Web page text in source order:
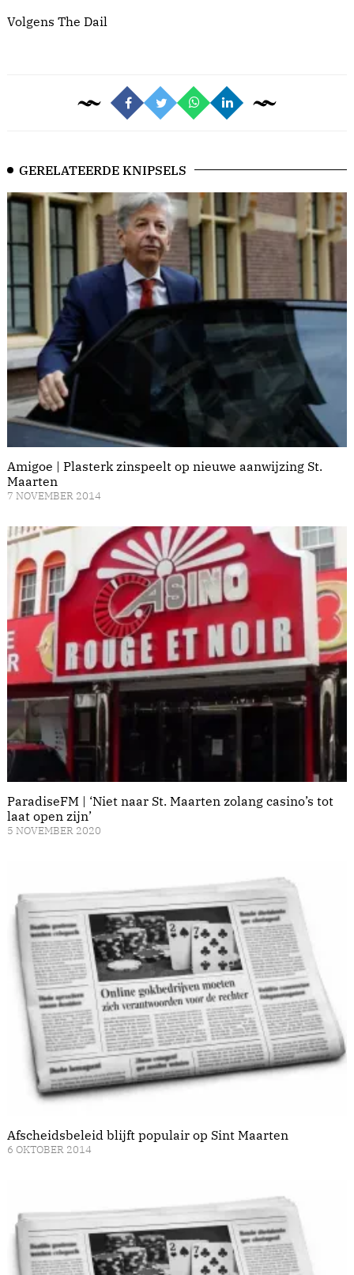
Volgens The Dail
GERELATEERDE KNIPSELS
Amigoe | Plasterk zinspeelt op nieuwe aanwijzing St.
Maarten
7 NOVEMBER 2014
ParadiseFM | ‘Niet naar St. Maarten zolang casino’s tot
laat open zijn’
5 NOVEMBER 2020
Afscheidsbeleid blijft populair op Sint Maarten
6 OKTOBER 2014